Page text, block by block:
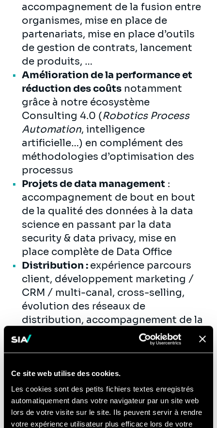
Ce site web utilise des cookies.
Les cookies sont des petits fichiers textes enregistrés
automatiquement dans votre navigateur par un site web
lors de votre visite sur le site. Ils peuvent servir à rendre
votre expérience utilisateur plus efficace lors de votre
accompagnement de la fusion entre
organismes, mise en place de
partenariats, mise en place d’outils
de gestion de contrats, lancement
de produits, …
Amélioration de la performance et
réduction des coûts notamment
grâce à notre écosystème
Consulting 4.0 (Robotics Process
Automation, intelligence
artificielle…) en complément des
méthodologies d’optimisation des
processus
Projets de data management :
accompagnement de bout en bout
de la qualité des données à la data
science en passant par la data
security & data privacy, mise en
place complète de Data Office
Distribution : expérience parcours
client, développement marketing /
CRM / multi-canal, cross-selling,
évolution des réseaux de
distribution, accompagnement de la
transformation digitale
Innovation
: fintech, insurtechs,
Blockchain, nouveaux produits
(prévention, IoT, assurance
paramétrique)
Direction des Risques, Contrôle